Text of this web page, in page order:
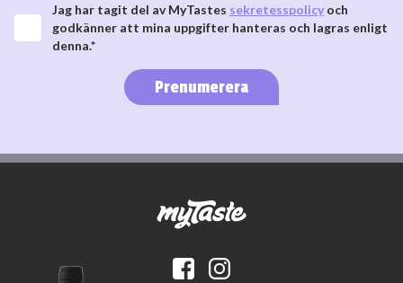
Jag har tagit del av MyTastes sekretesspolicy och
godkänner att mina uppgifter hanteras och lagras enligt
denna.*
Prenumerera